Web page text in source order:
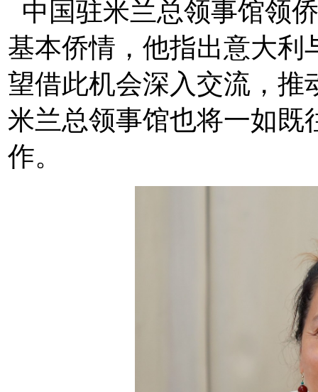
中国驻米兰总领事馆领
基本侨情，他指出意大利
望借此机会深入交流，推
米兰总领事馆也将一如既
作。